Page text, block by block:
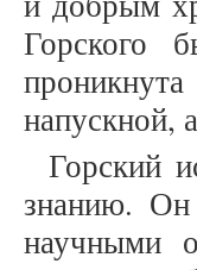
Горского
напускной,
Горский
знанию. Он
научными